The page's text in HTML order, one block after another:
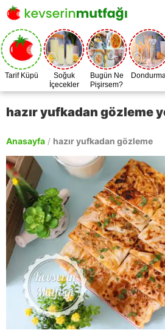
Tarif Küpü
Soğuk
İçecekler
Bugün Ne
Pişirsem?
hazır yufkadan gözleme
Anasayfa / hazır yufkadan gözleme